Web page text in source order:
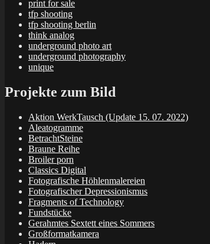
print for sale
tfp shooting
tfp shooting berlin
think analog
underground photo art
underground photography
unique
Projekte zum Bild
Aktion WerkTausch (Update 15. 07. 2022)
Aleatogramme
BetrachtSteine
Braune Reihe
Broiler porn
Classics Digital
Fotografische Höhlenmalereien
Fotografischer Depressionismus
Fragments of Technology
Fundstücke
Gerahmtes Sextett eines Sommers
Großformatkamera